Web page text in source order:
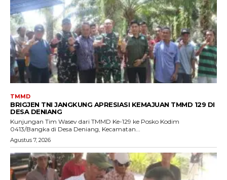
TMMD
BRIGJEN TNI JANGKUNG APRESIASI KEMAJUAN TMMD 129 DI
DESA DENIANG
Kunjungan Tim Wasev dari TMMD Ke-129 ke Posko Kodim
0413/Bangka di Desa Deniang, Kecamatan...
Agustus 7, 2026